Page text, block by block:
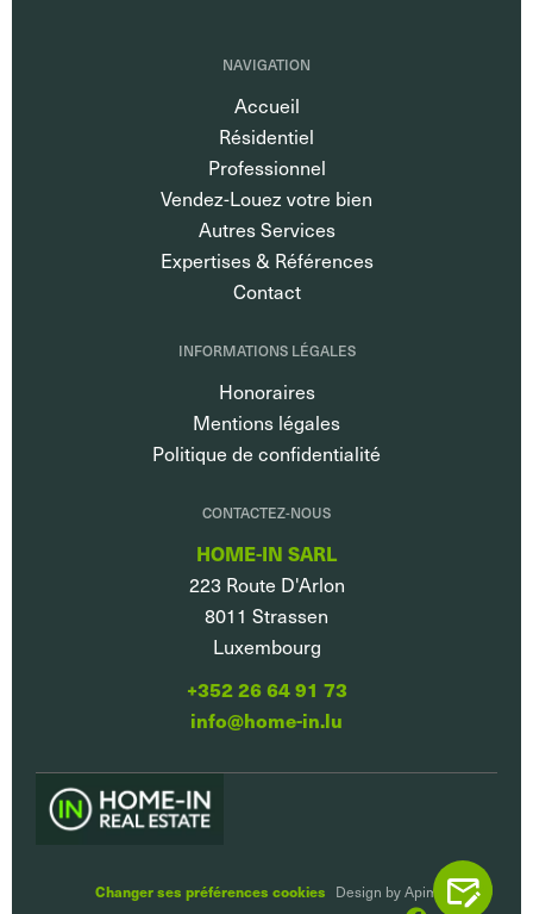
NAVIGATION
Accueil
Résidentiel
Professionnel
Vendez-Louez votre bien
Autres Services
Expertises & Références
Contact
INFORMATIONS LÉGALES
Honoraires
Mentions légales
Politique de confidentialité
CONTACTEZ-NOUS
HOME-IN SARL
223 Route D'Arlon
8011 Strassen
Luxembourg
+352 26 64 91 73
info@home-in.lu
Changer ses préférences cookies Design byApimo™